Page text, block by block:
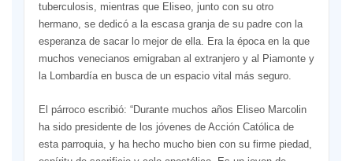
tuberculosis, mientras que Eliseo, junto con su otro
hermano, se dedicó a la escasa granja de su padre con la
esperanza de sacar lo mejor de ella. Era la época en la que
muchos venecianos emigraban al extranjero y al Piamonte y
la Lombardía en busca de un espacio vital más seguro.
El párroco escribió: “Durante muchos años Eliseo Marcolin
ha sido presidente de los jóvenes de Acción Católica de
esta parroquia, y ha hecho mucho bien con su firme piedad,